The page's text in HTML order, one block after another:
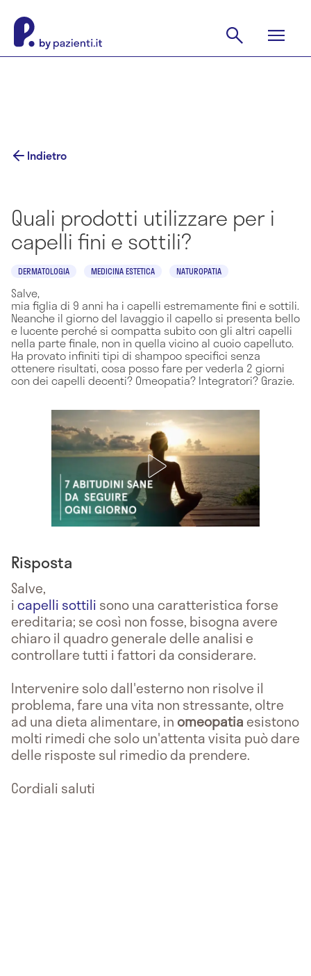
Indietro
Quali prodotti utilizzare per i
capelli fini e sottili?
DERMATOLOGIA MEDICINA ESTETICA NATUROPATIA
Salve,
mia figlia di 9 anni ha i capelli estremamente fini e sottili.
Neanche il giorno del lavaggio il capello si presenta bello
e lucente perché si compatta subito con gli altri capelli
nella parte finale, non in quella vicino al cuoio capelluto.
Ha provato infiniti tipi di shampoo specifici senza
ottenere risultati, cosa posso fare per vederla 2 giorni
con dei capelli decenti? Omeopatia? Integratori? Grazie.
Risposta
Salve,
icapelli sottili sono una caratteristica forse
ereditaria; se così non fosse, bisogna avere
chiaro il quadro generale delle analisi e
controllare tutti i fattori da considerare.
Intervenire solo dall'esterno non risolve il
problema, fare una vita non stressante, oltre
ad una dieta alimentare, inomeopatiaesistono
molti rimedi che solo un'attenta visita può dare
delle risposte sul rimedio da prendere.
Cordiali saluti